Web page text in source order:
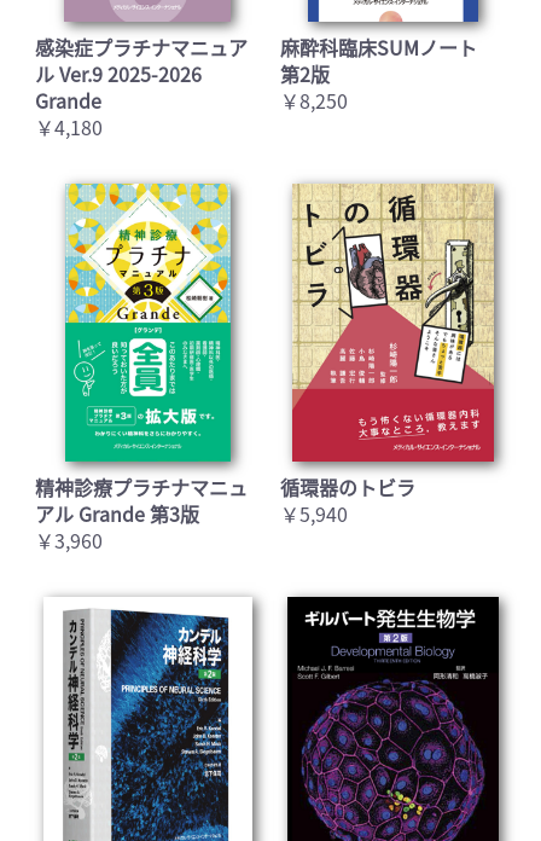
感染症プラチナマニュア
ル Ver.9 2025-2026
Grande
￥4,180
麻酔科臨床SUMノート
第2版
￥8,250
精神診療プラチナマニュ
アル Grande 第3版
￥3,960
循環器のトビラ
￥5,940